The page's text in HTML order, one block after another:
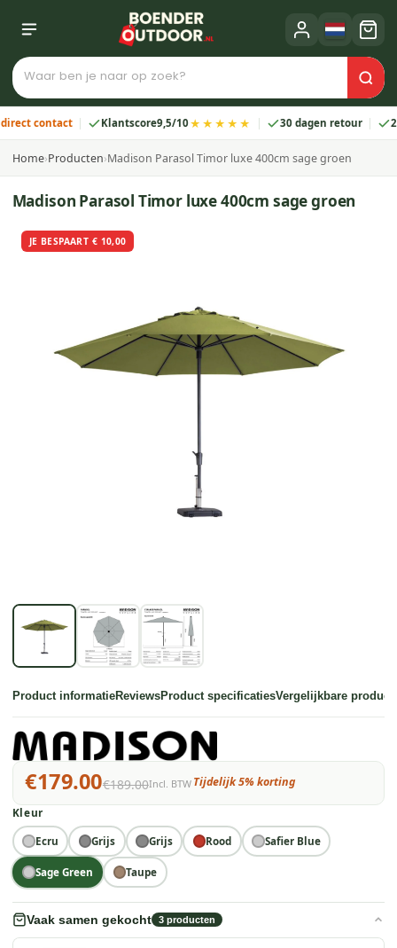
contact Klantscore9,5/10★★★★★ 30 dagen retour 2
Home›Producten›Madison Parasol Timor luxe 400cm sage groen
Madison Parasol Timor luxe 400cm sage groen
JE BESPAART € 10,00
Product informatieReviewsProduct specificatiesVergelijkbare
€179.00€189.00Incl. BTW Tijdelijk 5% korting
Kleur
Ecru Grijs Grijs Rood Safier Blue
Sage Green Taupe
Vaak samen gekocht 3 producten